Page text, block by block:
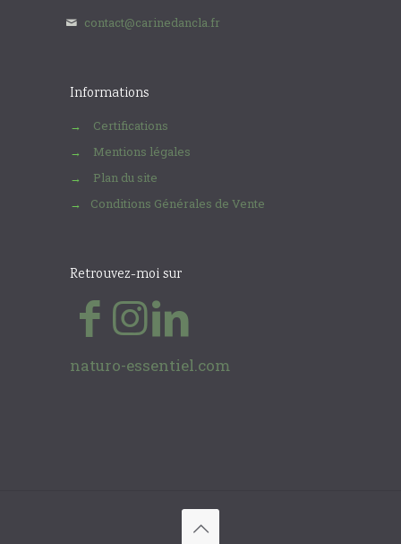
contact@carinedancla.fr
Informations
→ Certifications
→ Mentions légales
→ Plan du site
→ Conditions Générales de Vente
Retrouvez-moi sur
naturo-essentiel.com